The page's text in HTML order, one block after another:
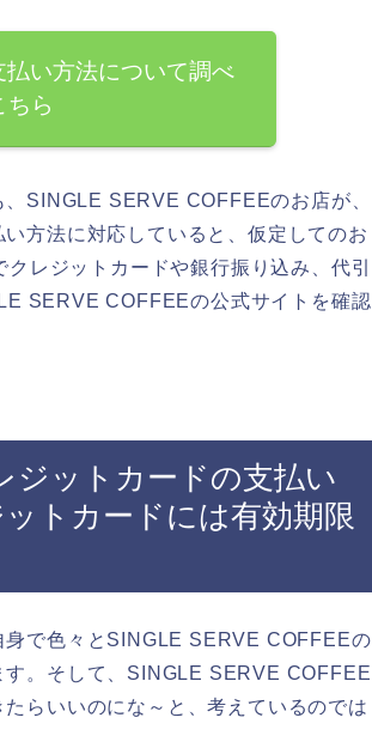
い方法について調べ
ちら
SINGLE SERVE COFFEEのお店が、
方法に対応していると、仮定してのお
レジットカードや銀行振り込み、代引
SERVE COFFEEの公式サイトを確認
ジットカードの支払い
トカードには有効期限
身で色々とSINGLE SERVE COFFEEの
。そして、SINGLE SERVE COFFEE
らいいのにな～と、考えているのでは